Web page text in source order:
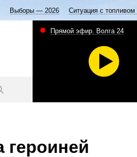
Выборы — 2026 Ситуация с
Прямой эфир. Волга 24
героиней